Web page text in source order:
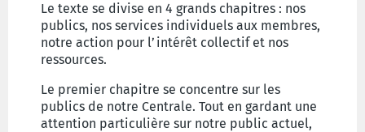
Le texte se divise en 4 grands chapitres : nos
publics, nos services individuels aux membres,
notre action pour l’intérêt collectif et nos
ressources.
Le premier chapitre se concentre sur les
publics de notre Centrale. Tout en gardant une
attention particulière sur notre public actuel,